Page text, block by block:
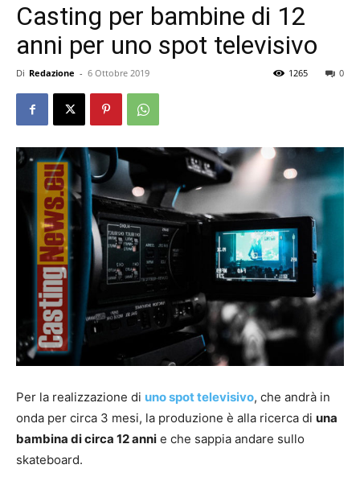
Casting per bambine di 12
anni per uno spot televisivo
Di Redazione - 6 Ottobre 2019 0
1265
Per la realizzazione di uno spot televisivo, che andrà in
onda per circa 3 mesi, la produzione è alla ricerca di una
bambina di circa 12 anni e che sappia andare sullo
skateboard.